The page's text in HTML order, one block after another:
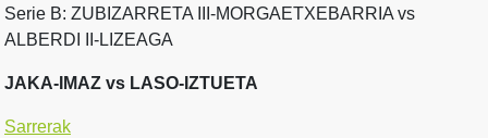
Serie B: ZUBIZARRETA III-MORGAETXEBARRIA vs
ALBERDI II-LIZEAGA
JAKA-IMAZ vs LASO-IZTUETA
Sarrerak